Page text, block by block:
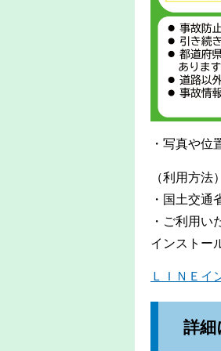
・写真や位
（利用方法）
・国土交
・ご利用
インストー
ＬＩＮＥイ
詳細